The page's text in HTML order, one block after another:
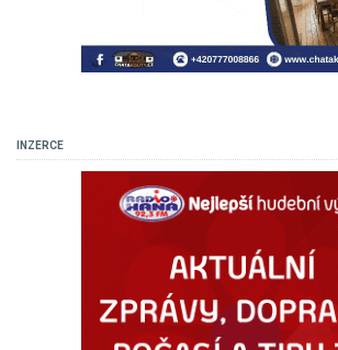
INZERCE